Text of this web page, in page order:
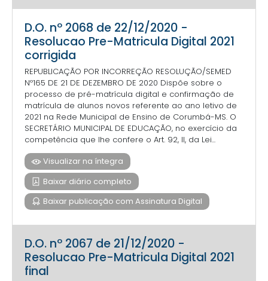
D.O. nº 2068 de 22/12/2020 -
Resolucao Pre-Matricula Digital 2021
corrigida
REPUBLICAÇÃO POR INCORREÇÃO RESOLUÇÃO/SEMED
Nº165 DE 21 DE DEZEMBRO DE 2020 Dispõe sobre o
processo de pré-matrícula digital e confirmação de
matrícula de alunos novos referente ao ano letivo de
2021 na Rede Municipal de Ensino de Corumbá-MS. O
SECRETÁRIO MUNICIPAL DE EDUCAÇÃO, no exercício da
competência que lhe confere o Art. 92, II, da Lei...
Visualizar na íntegra
Baixar diário completo
Baixar publicação com Assinatura Digital
D.O. nº 2067 de 21/12/2020 -
Resolucao Pre-Matricula Digital 2021
final